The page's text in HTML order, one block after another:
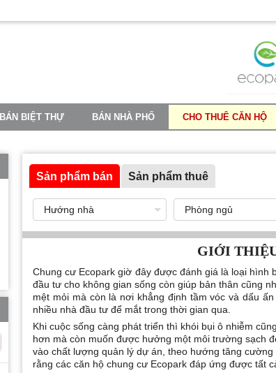
BÁN BIỆT THỰ BÁN NHÀ PHỐ CHO THUÊ CĂN HỘ
Sản phẩm bán Sản phẩm thuê
GIỚI
Chung cư Ecopark giờ đây được đánh giá là loại hình
đầu tư cho không gian sống còn giúp bản thân cũng
mệt mỏi mà còn là nơi khẳng định tầm vóc và dấu
nhiều nhà đầu tư để mắt trong thời gian qua.
Khi cuộc sống càng phát triển thì khói bụi ô nhiễm
hơn mà còn muốn được hưởng một môi trường sạch
vào chất lượng quản lý dự án, theo hướng tăng
rằng các căn hộ chung cư Ecopark đáp ứng được tất